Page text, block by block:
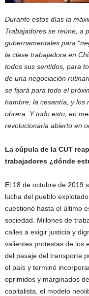
Durante estos días la
Trabajadores se reúne, a
gubernamentales para
la clase trabajadora en
todos sus sentidos, para
de una negociación
se fijará para todo el
hambre, la cesantía, y los
obrera. Y todo esto, en
revolucionaria abierto en
La cúpula de la CUT
trabajadores ¿dónde
El 18 de octubre de 2019
lucha del pueblo
cuestionó hasta el último
sociedad. Millones de
calles a exigir justicia y
valientes protestas de los
del pasaje del transporte
el país y terminó
oprimidos y marginados
capitalista, el modelo